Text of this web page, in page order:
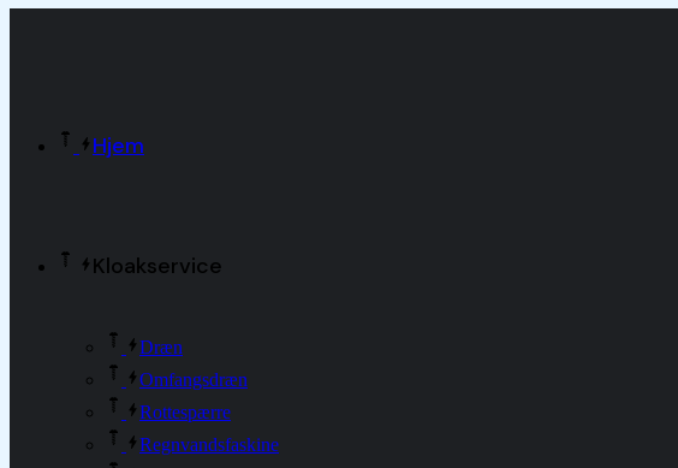
Hjem
Kloakservice
Dræn
Omfangsdræn
Rottespærre
Regnvandsfaskine